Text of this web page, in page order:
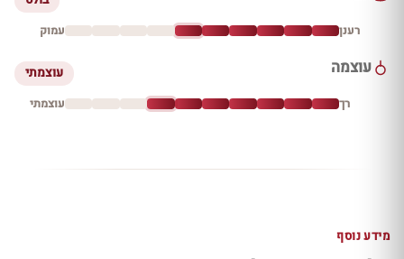
רענן עמוק
עוצמה עוצמתי
רך עוצמתי
מידע נוסף